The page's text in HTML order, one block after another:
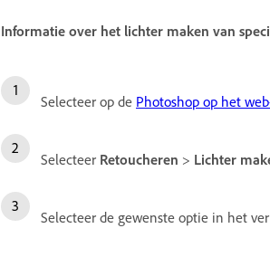
Informatie over het lichter maken van
Selecteer op de Photoshop op het
Selecteer Retoucheren > Lichter
Selecteer de gewenste optie in het